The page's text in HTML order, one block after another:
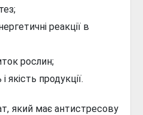
реакції в
рослин;
якість продукції.
який має антистресову